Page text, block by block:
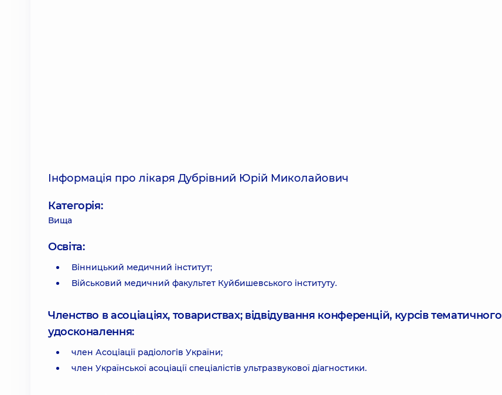
Інформація про лікаря Дубрівний Юрій Миколайович
Категорія:
Вища
Освіта:
Вінницький медичний інститут;
Військовий медичний факультет Куйбишевського інституту.
Членство в асоціаціях, товариствах; відвідування конференцій, курсів тематичного
удосконалення:
член Асоціації радіологів України;
член Української асоціації спеціалістів ультразвукової діагностики.